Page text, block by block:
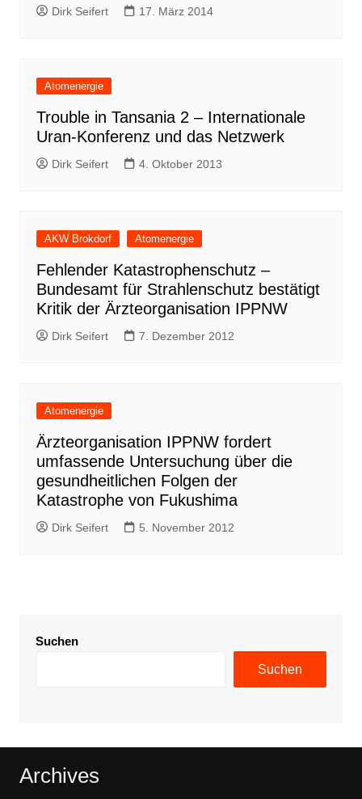
Dirk Seifert 17. März 2014
Atomenergie
Trouble in Tansania 2 – Internationale
Uran-Konferenz und das Netzwerk
Dirk Seifert 4. Oktober 2013
AKW Brokdorf Atomenergie
Fehlender Katastrophenschutz –
Bundesamt für Strahlenschutz bestätigt
Kritik der Ärzteorganisation IPPNW
Dirk Seifert 7. Dezember 2012
Atomenergie
Ärzteorganisation IPPNW fordert
umfassende Untersuchung über die
gesundheitlichen Folgen der
Katastrophe von Fukushima
Dirk Seifert 5. November 2012
Suchen
Suchen
Archives